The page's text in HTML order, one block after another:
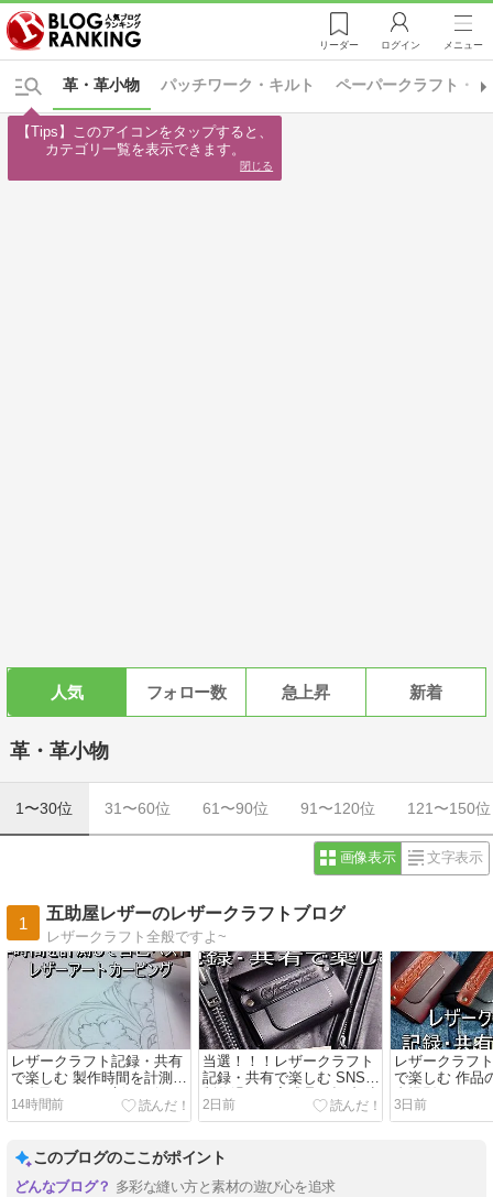
リーダー ログイン メニュー
パッチワーク・キルト ペーパークラフト・文
革・革小物
人気 フォロー数 急上昇 新着
革・革小物
1〜30位 31〜60位 61〜90位 91〜120位 121〜150位
画像表示 文字表示
1
五助屋レザーのレザークラフトブログ
レザークラフト全般ですよ~
レザークラフト記録・共有
で楽しむ 製作時間を計測し
て自己ベスト更新 レザーア
ート カービング
14時間前
当選！！！レザークラフト
記録・共有で楽しむ SNSで
制作過程や完成品を投稿 琥
珀色
2日前
レザークラフ
で楽しむ 作品
念撮影
3日前
このブログのここがポイント
多彩な縫い方と素材の遊び心を追求
【Tips】このアイコンをタップすると、
カテゴリ一覧を表示できます。
閉じる